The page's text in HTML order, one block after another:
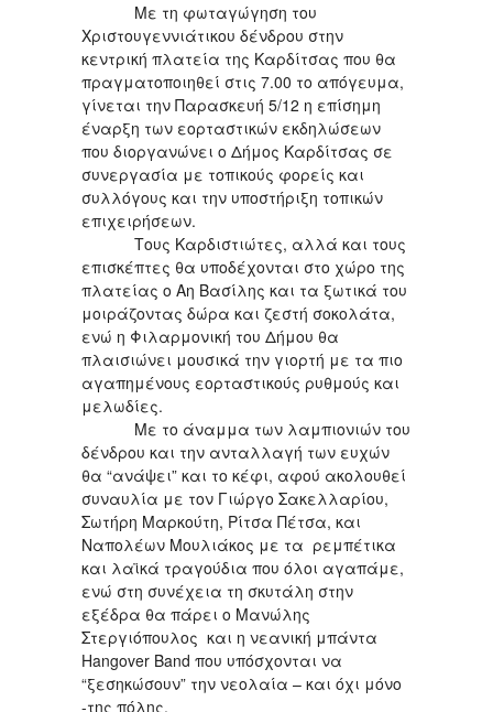
Με τη φωταγώγηση του
Χριστουγεννιάτικου δένδρου στην
κεντρική πλατεία της Καρδίτσας που θα
πραγματοποιηθεί στις 7.00 το απόγευμα,
γίνεται την Παρασκευή 5/12 η επίσημη
έναρξη των εορταστικών εκδηλώσεων
που διοργανώνει ο Δήμος Καρδίτσας σε
συνεργασία με τοπικούς φορείς και
συλλόγους και την υποστήριξη τοπικών
επιχειρήσεων.
Τους Καρδιστιώτες, αλλά και τους
επισκέπτες θα υποδέχονται στο χώρο της
πλατείας ο Αη Βασίλης και τα ξωτικά του
μοιράζοντας δώρα και ζεστή σοκολάτα,
ενώ η Φιλαρμονική του Δήμου θα
πλαισιώνει μουσικά την γιορτή με τα πιο
αγαπημένους εορταστικούς ρυθμούς και
μελωδίες.
Με το άναμμα των λαμπιονιών του
δένδρου και την ανταλλαγή των ευχών
θα “ανάψει” και το κέφι, αφού ακολουθεί
συναυλία με τον Γιώργο Σακελλαρίου,
Σωτήρη Μαρκούτη, Ρίτσα Πέτσα, και
Ναπολέων Μουλιάκος με τα ρεμπέτικα
και λαϊκά τραγούδια που όλοι αγαπάμε,
ενώ στη συνέχεια τη σκυτάλη στην
εξέδρα θα πάρει ο Μανώλης
Στεργιόπουλος και η νεανική μπάντα
Hangover Band που υπόσχονται να
“ξεσηκώσουν” την νεολαία – και όχι μόνο
-της πόλης.